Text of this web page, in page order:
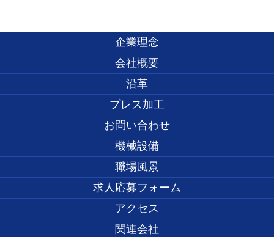
企業理念
会社概要
沿革
プレス加工
お問い合わせ
機械設備
職場風景
求人応募フォーム
アクセス
関連会社